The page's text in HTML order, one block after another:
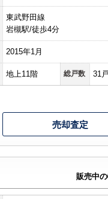
東武野田線
岩槻駅/徒歩4分
2015年1月
地上11階 総戸数 31戸
売却査定
販売中